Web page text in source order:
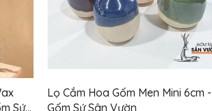
Sứ
Lọ Cắm Hoa Gốm Men Mini 6cm -
Gốm Sứ Sân Vườn